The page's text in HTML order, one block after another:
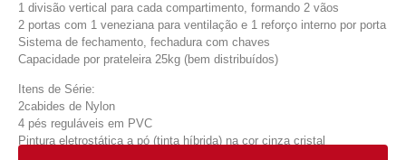
1 divisão vertical para cada compartimento, formando 2 vãos
2 portas com 1 veneziana para ventilação e 1 reforço interno por porta
Sistema de fechamento, fechadura com chaves
Capacidade por prateleira 25kg (bem distribuídos)
Itens de Série:
2cabides de Nylon
4 pés reguláveis em PVC
Pintura eletrostática a pó (tinta híbrida) na cor cinza cristal